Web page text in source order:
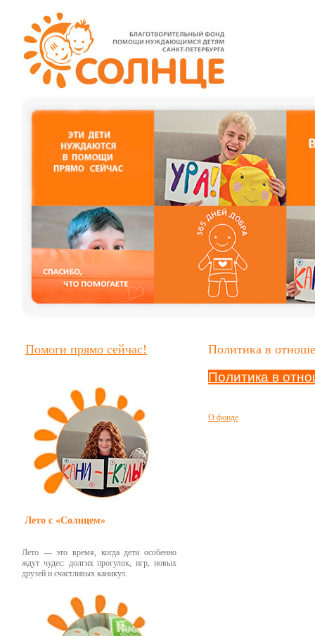
Помоги прямо сейчас!
Лето с «Солнцем»
Лето — это время, когда дети особенно
ждут чудес: долгих прогулок, игр, новых
друзей и счастливых каникул.
Политика в
Политика в
О фонде